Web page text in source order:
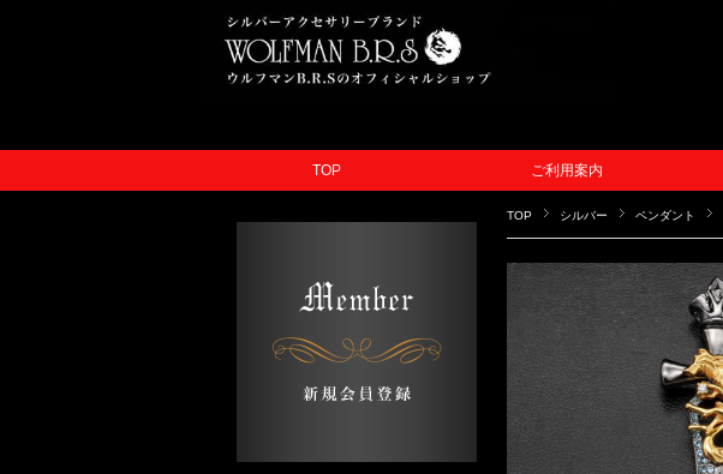
TOP ご利用案内
TOP シルバー ペンダント